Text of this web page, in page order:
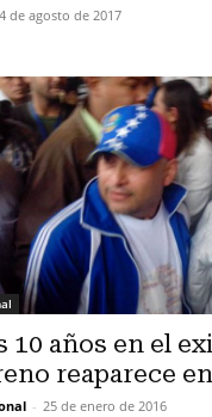
de agosto de 2017
10 años en el
reaparece
- 25 de enero de 2016